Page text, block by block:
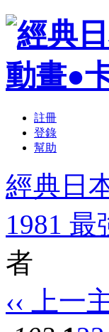
註冊
登錄
幫助
經典日
1981 最
者
‹‹ 上一